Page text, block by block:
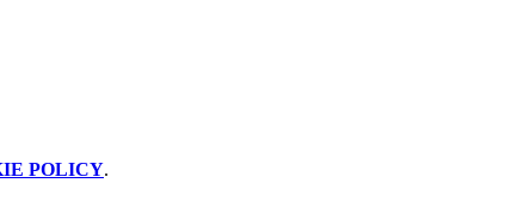
POLICY.